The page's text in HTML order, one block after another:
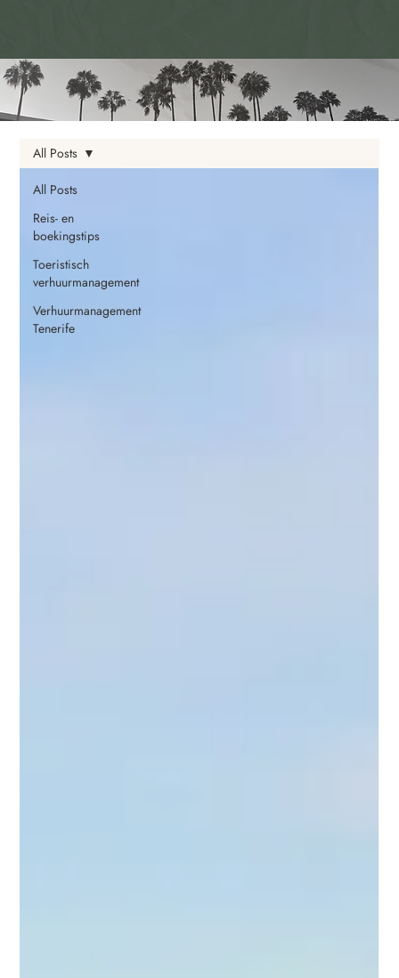
All Posts
Reis- en
boekingstips
Toeristisch
verhuurmanagement
Verhuurmanagement
Tenerife
All Posts